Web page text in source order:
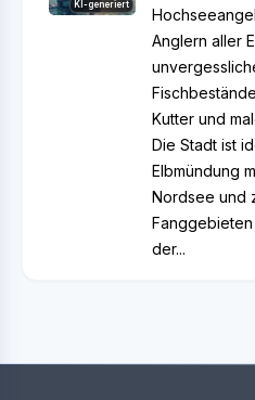
KI-generiert
Anglern aller
Kutter und
Die Stadt ist
Elbmündung
Nordsee und
Fanggebieten
der...